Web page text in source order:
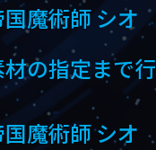
魔術師 シオ
の指定まで行
魔術師 シオ